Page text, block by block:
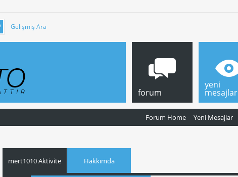
Gelişmiş Ara
forum
Forum Home Yeni Mesajlar
yeni
mesajlar
mert1010 Aktivite Hakkımda